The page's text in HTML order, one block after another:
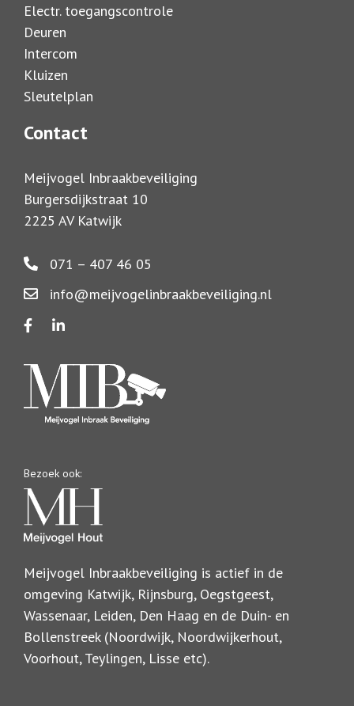
Electr. toegangscontrole
Deuren
Intercom
Kluizen
Sleutelplan
Contact
Meijvogel Inbraakbeveiliging
Burgersdijkstraat 10
2225 AV Katwijk
071 – 407 46 05
info@meijvogelinbraakbeveiliging.nl
Bezoek ook:
Meijvogel Inbraakbeveiliging is actief in de
omgeving Katwijk, Rijnsburg, Oegstgeest,
Wassenaar, Leiden, Den Haag en de Duin- en
Bollenstreek (Noordwijk, Noordwijkerhout,
Voorhout, Teylingen, Lisse etc).